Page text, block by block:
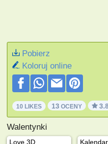
Pobierz
Koloruj online
10 LIKES 13 OCENY
Walentynki
Love 3D